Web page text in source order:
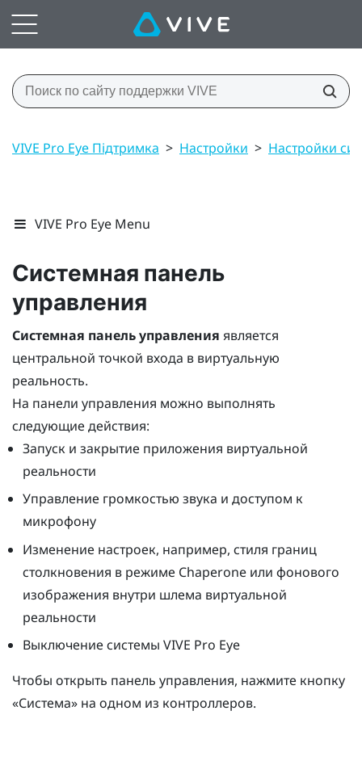
VIVE Pro Eye Підтримка > Настройки > Настройки
VIVE Pro Eye Menu
Системная панель
управления
Системная панель управления является
центральной точкой входа в виртуальную
реальность.
На панели управления можно выполнять
следующие действия:
Запуск и закрытие приложения виртуальной
реальности
Управление громкостью звука и доступом к
микрофону
Изменение настроек, например, стиля границ
столкновения в режиме Chaperoneили фонового
изображения внутри шлема виртуальной
реальности
Выключение системы VIVE Pro Eye
Чтобы открыть панель управления, нажмите кнопку
«Система» на одном из контроллеров.